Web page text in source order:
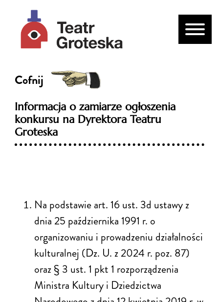
Cofnij
Informacja o zamiarze ogłoszenia
konkursu na Dyrektora Teatru
Groteska
Na podstawie art. 16 ust. 3d ustawy z
dnia 25 października 1991 r. o
organizowaniu i prowadzeniu działalności
kulturalnej (Dz. U. z 2024 r. poz. 87)
oraz § 3 ust. 1 pkt 1 rozporządzenia
Ministra Kultury i Dziedzictwa